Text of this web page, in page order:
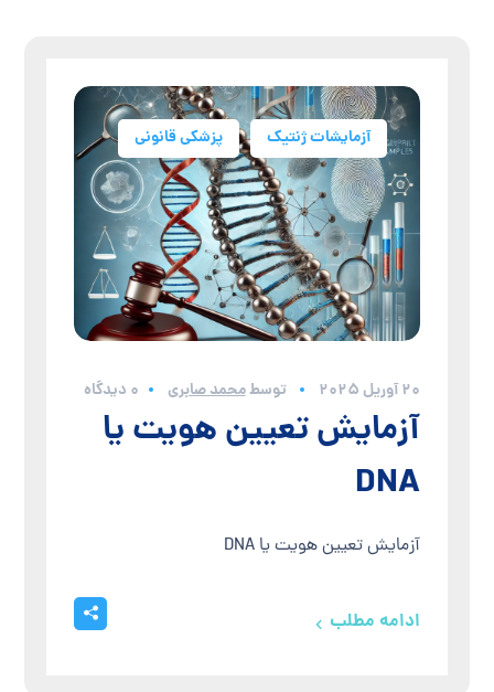
آزمایشات ژنتیک پزشکی قانونی
20 آوریل 2025 توسطمحمد صابری 0 دیدگاه
آزمایش تعیین هویت یا
DNA
آزمایش تعیین هویت یا DNA
ادامه مطلب